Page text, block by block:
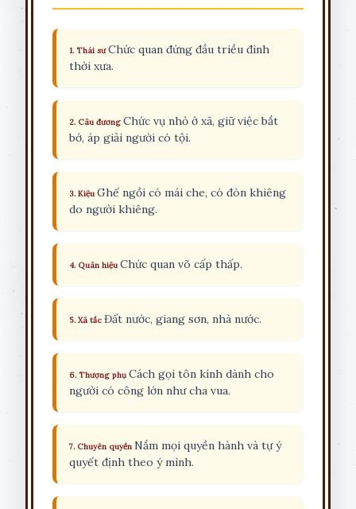
1. Thái sư Chức quan đứng đầu triều đình
thời xưa.
2. Câu đương Chức vụ nhỏ ở xã, giữ việc bắt
bớ, áp giải người có tội.
3. Kiệu Ghế ngồi có mái che, có đòn khiêng
do người khiêng.
4. Quân hiệu Chức quan võ cấp thấp.
5. Xã tắc Đất nước, giang sơn, nhà nước.
6. Thượng phụ Cách gọi tôn kính dành cho
người có công lớn như cha vua.
7. Chuyên quyền Nắm mọi quyền hành và tự ý
quyết định theo ý mình.